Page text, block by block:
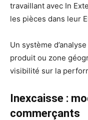
travaillant avec In
les pièces dans leur
Un système
produit ou zone
visibilité sur la
Inexcaisse :
commerçants